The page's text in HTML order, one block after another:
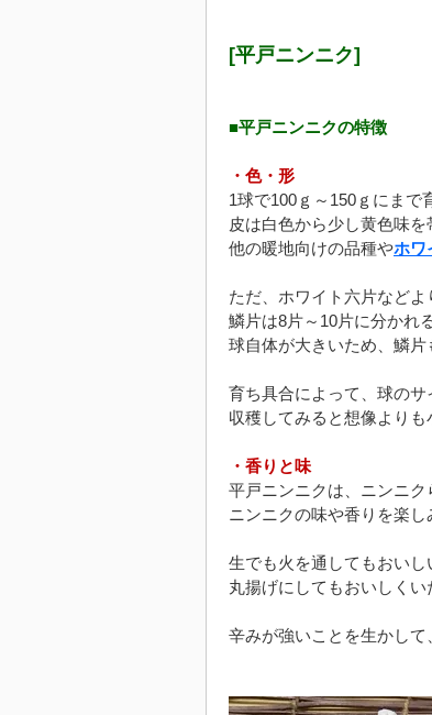
[平戸ニンニク]
■平戸ニンニクの特徴
・色・形
1球で100ｇ～150ｇにまで
皮は白色から少し黄色味を
他の暖地向けの品種やホワ
ただ、ホワイト六片などよ
鱗片は8片～10片に分かれ
球自体が大きいため、鱗片
育ち具合によって、球のサ
収穫してみると想像よりも
・香りと味
平戸ニンニクは、ニンニク
ニンニクの味や香りを楽し
生でも火を通してもおいし
丸揚げにしてもおいしくい
辛みが強いことを生かして